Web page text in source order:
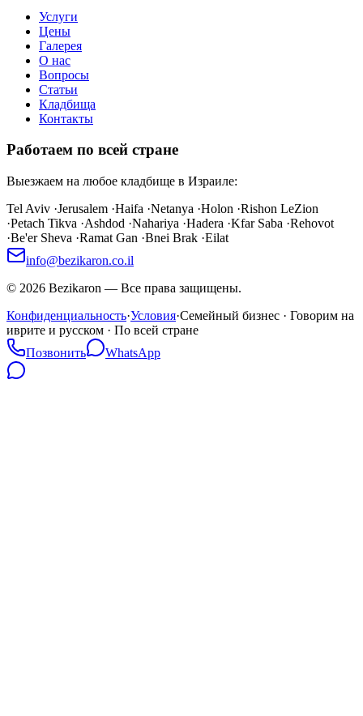
Услуги
Цены
Галерея
О нас
Вопросы
Статьи
Кладбища
Контакты
Работаем по всей стране
Выезжаем на любое кладбище в Израиле:
Tel Aviv ·Jerusalem ·Haifa ·Netanya ·Holon ·Rishon LeZion
·Petach Tikva ·Ashdod ·Nahariya ·Hadera ·Kfar Saba ·Rehovot
·Be'er Sheva ·Ramat Gan ·Bnei Brak ·Eilat
info@bezikaron.co.il
© 2026 Bezikaron — Все права защищены.
Конфиденциальность·Условия·Семейный бизнес · Говорим на
иврите и русском · По всей стране
Позвонить
WhatsApp